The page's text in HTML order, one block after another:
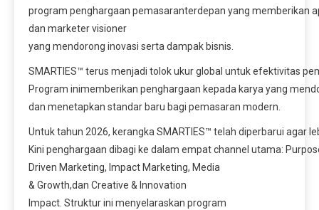
program penghargaan pemasaranterdepan yang memberikan
dan marketer visioner
yang mendorong inovasi serta dampak bisnis.
SMARTIES™ terus menjadi tolok ukur global untuk efektivitas
Program inimemberikan penghargaan kepada karya yang
dan menetapkan standar baru bagi pemasaran modern.
Untuk tahun 2026, kerangka SMARTIES™ telah diperbarui agar
Kini penghargaan dibagi ke dalam empat channel utama:
Driven Marketing, Impact Marketing, Media
& Growth,dan Creative & Innovation
Impact. Struktur ini menyelaraskan program